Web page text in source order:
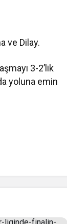
ve Dilay.
3-2’lik
yoluna emin